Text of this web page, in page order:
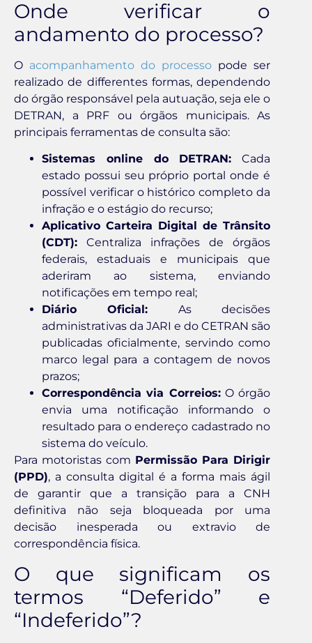
Onde verificar o
andamento do processo?
O acompanhamento do processo pode ser
realizado de differentes formas, dependendo
do órgão responsável pela autuação, seja ele o
DETRAN, a PRF ou órgãos municipais. As
principais ferramentas de consulta são:
Sistemas online do DETRAN: Cada
estado possui seu próprio portal onde é
possível verificar o histórico completo da
infração e o estágio do recurso;
Aplicativo Carteira Digital de Trânsito
(CDT): Centraliza infrações de órgãos
federais, estaduais e municipais que
aderiram ao sistema, enviando
notificações em tempo real;
Diário Oficial: As decisões
administrativas da JARI e do CETRAN são
publicadas oficialmente, servindo como
marco legal para a contagem de novos
prazos;
Correspondência via Correios:O órgão
envia uma notificação informando o
resultado para o endereço cadastrado no
sistema do veículo.
Para motoristas com Permissão Para Dirigir
(PPD), a consulta digital é a forma mais ágil
de garantir que a transição para a CNH
definitiva não seja bloqueada por uma
decisão inesperada ou extravio de
correspondência física.
O que significam os
termos “Deferido” e
“Indeferido”?